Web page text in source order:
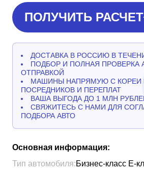
ПОЛУЧИТЬ РАСЧЕТ
ДОСТАВКА В РОССИЮ В
ПОДБОР И ПОЛНАЯ ПРОВЕРКА
ОТПРАВКОЙ
МАШИНЫ НАПРЯМУЮ С КОРЕИ
ПОСРЕДНИКОВ И ПЕРЕПЛАТ
ВАША ВЫГОДА ДО 1 МЛН
СВЯЖИТЕСЬ С НАМИ ДЛЯ
ПОДБОРА АВТО
Основная информация:
Тип автомобиля:Бизнес-класс Е-